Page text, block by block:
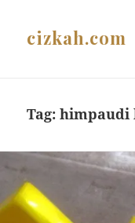
cizkah.com
Tag:himpaudi